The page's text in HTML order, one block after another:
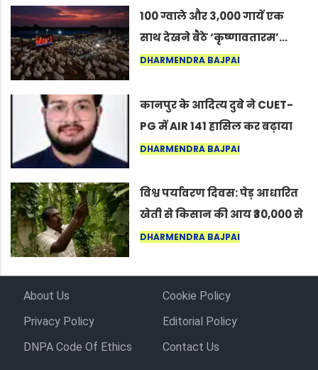
100 ग्वाले और 3,000 गायें एक
साथ देखने बैठे ‘कृष्णावतारम’…
नागपुर में दिखा ऐसा नज़ारा कि
कर सकते हैं”
DHARMENDRA BAJPAI
कानपुर के आदित्य दुबे ने CUET-
PG में AIR 141 हासिल कर बढ़ाया
शहर का मान
DHARMENDRA BAJPAI
विश्व पर्यावरण दिवस: पेड़ आधारित
खेती से किसान की आय ₹30,000 से
बढ़कर ₹3 लाख प्रति एकड़ हुई
DHARMENDRA BAJPAI
About Us
Cookie Policy
Privacy Policy
Editorial Policy
DNPA Code Of Ethics
Contact Us